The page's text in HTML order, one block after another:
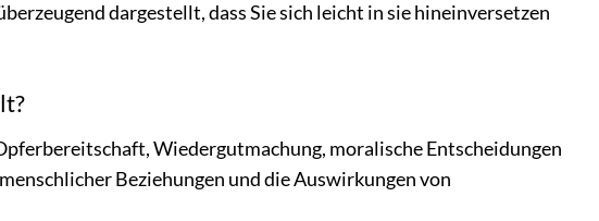
dargestellt, dass Sie sich leicht in sie hineinversetzen
Wiedergutmachung, moralische Entscheidungen
Beziehungen und die Auswirkungen von